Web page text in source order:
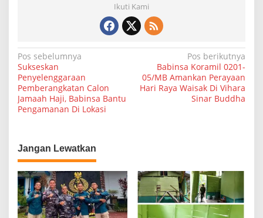
Ikuti Kami
N
a
v
i
a
s
i
p
o
Pos sebelumnya
Sukseskan
Penyelenggaraan
Pemberangkatan Calon
Jamaah Haji, Babinsa Bantu
Pengamanan Di Lokasi
Pos berikutnya
Babinsa Koramil 0201-
05/MB Amankan Perayaan
Hari Raya Waisak Di Vihara
Sinar Buddha
Jangan Lewatkan